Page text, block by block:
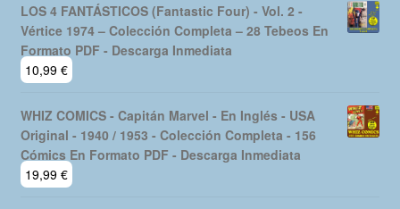
LOS 4 FANTÁSTICOS (Fantastic Four) - Vol. 2 -
Vértice 1974 – Colección Completa – 28 Tebeos En
Formato PDF - Descarga Inmediata
10,99 €
WHIZ COMICS - Capitán Marvel - En Inglés - USA
Original - 1940 / 1953 - Colección Completa - 156
Cómics En Formato PDF - Descarga Inmediata
19,99 €